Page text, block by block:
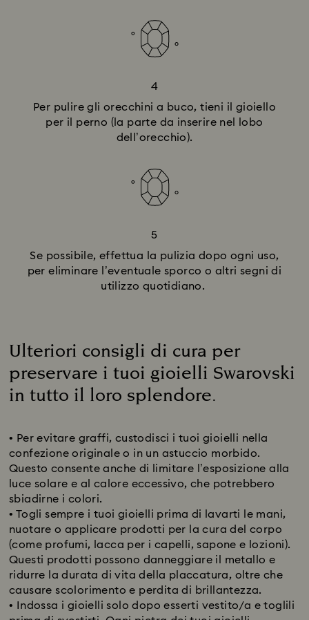
4
Per pulire gli orecchini a buco, tieni il gioiello
per il perno (la parte da inserire nel lobo
dell’orecchio).
5
Se possibile, effettua la pulizia dopo ogni uso,
per eliminare l’eventuale sporco o altri segni di
utilizzo quotidiano.
Ulteriori consigli di cura per
preservare i tuoi gioielli Swarovski
in tutto il loro splendore.
• Per evitare graffi, custodisci i tuoi gioielli nella
confezione originale o in un astuccio morbido.
Questo consente anche di limitare l’esposizione alla
luce solare e al calore eccessivo, che potrebbero
sbiadirne i colori.
• Togli sempre i tuoi gioielli prima di lavarti le mani,
nuotare o applicare prodotti per la cura del corpo
(come profumi, lacca per i capelli, sapone e lozioni).
Questi prodotti possono danneggiare il metallo e
ridurre la durata di vita della placcatura, oltre che
causare scolorimento e perdita di brillantezza.
• Indossa i gioielli solo dopo esserti vestito/a e toglili